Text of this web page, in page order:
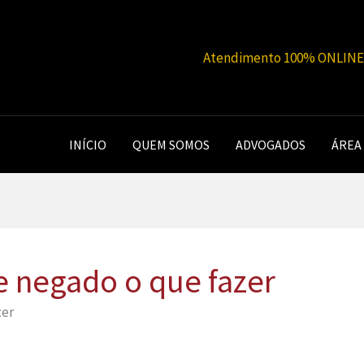
Atendimento 100%
INÍCIO QUEM SOMOS ADVOGADOS
o que fazer